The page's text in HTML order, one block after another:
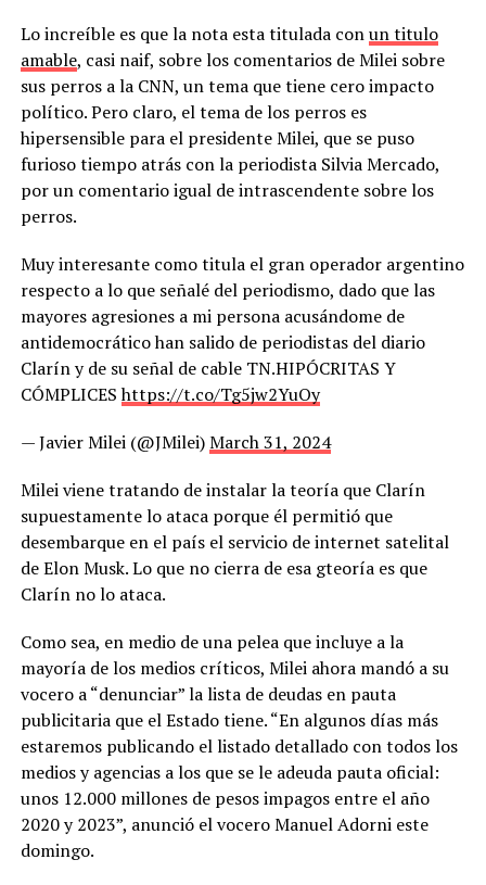
Lo increíble es que la nota esta titulada conun titulo
amable, casi naif, sobre los comentarios de Milei sobre
sus perros a la CNN, un tema que tiene cero impacto
político. Pero claro, el tema de los perros es
hipersensible para el presidente Milei, que se puso
furioso tiempo atrás con la periodista Silvia Mercado,
por un comentario igual de intrascendente sobre los
perros.
Muy interesante como titula el gran operador argentino
respecto a lo que señalé del periodismo, dado que las
mayores agresiones a mi persona acusándome de
antidemocrático han salido de periodistas del diario
Clarín y de su señal de cable TN.HIPÓCRITAS Y
CÓMPLICEShttps://t.co/Tg5jw2YuOy
— Javier Milei (@JMilei)March 31, 2024
Milei viene tratando de instalar la teoría que Clarín
supuestamente lo ataca porque él permitió que
desembarque en el país el servicio de internet satelital
de Elon Musk. Lo que no cierra de esa gteoría es que
Clarín no lo ataca.
Como sea, en medio de una pelea que incluye a la
mayoría de los medios críticos, Milei ahora mandó a su
vocero a “denunciar” la lista de deudas en pauta
publicitaria que el Estado tiene. “En algunos días más
estaremos publicando el listado detallado con todos los
medios y agencias a los que se le adeuda pauta oficial:
unos 12.000 millones de pesos impagos entre el año
2020 y 2023”, anunció el vocero Manuel Adorni este
domingo.